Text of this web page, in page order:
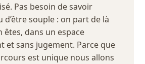
Pas besoin de savoir
d’être souple : on part de là
êtes, dans un espace
et sans jugement. Parce que
est unique nous allons